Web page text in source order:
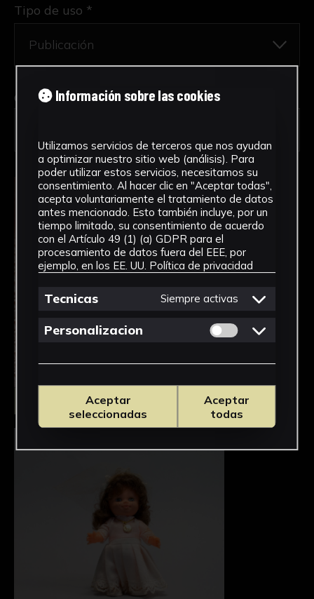
Tipo de uso *
Obra en la que está interesado/a*
comunión
Seleccionar
Información sobre las cookies
Utilizamos servicios de terceros que nos ayudan
a optimizar nuestro sitio web (análisis). Para
poder utilizar estos servicios, necesitamos su
consentimiento. Al hacer clic en "Aceptar todas",
acepta voluntariamente el tratamiento de datos
antes mencionado. Esto también incluye, por un
tiempo limitado, su consentimiento de acuerdo
con el Artículo 49 (1) (a) GDPR para el
procesamiento de datos fuera del EEE, por
ejemplo, en los EE. UU. Política de privacidad
Tecnicas Siempre activas
Personalizacion Permitir cookies
Aceptar
seleccionadas
Aceptar
todas